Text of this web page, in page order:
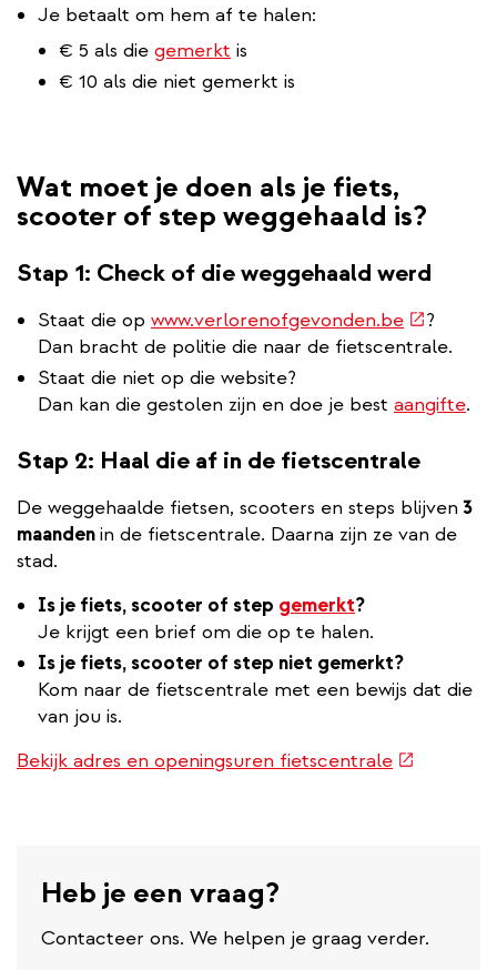
Je betaalt om hem af te halen:
€ 5 als die gemerkt is
€ 10 als die niet gemerkt is
Wat moet je doen als je fiets,
scooter of step weggehaald is?
Stap 1: Check of die weggehaald werd
Staat die op www.verlorenofgevonden.be(externe
link)
?
Dan bracht de politie die naar de fietscentrale.
Staat die niet op die website?
Dan kan die gestolen zijn en doe je best aangifte.
Stap 2: Haal die af in de fietscentrale
De weggehaalde fietsen, scooters en steps blijven 3
maandenin de fietscentrale. Daarna zijn ze van de
stad.
Is je fiets, scooter of step gemerkt?
Je krijgt een brief om die op te halen.
Is je fiets, scooter of step niet gemerkt?
Kom naar de fietscentrale met een bewijs dat die
van jou is.
Bekijk adres en openingsuren fietscentrale(externe
Heb je een vraag?
Contacteer ons. We helpen je graag verder.